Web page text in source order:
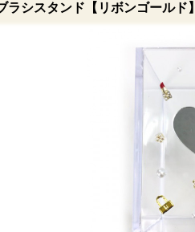
ラシスタンド【リボンゴールド】